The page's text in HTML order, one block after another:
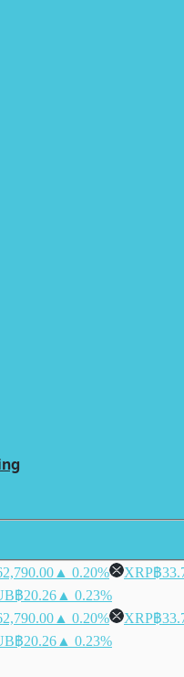
▲ 0.20% XRP฿
฿20.26 ▲ 0.23%
▲ 0.20% XRP฿
฿20.26 ▲ 0.23%